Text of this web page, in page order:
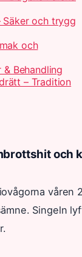
Säker och trygg
och
& Behandling
– Tradition
och
Singeln